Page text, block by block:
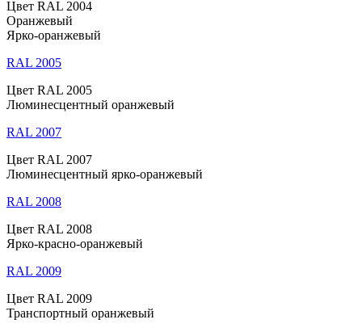
Цвет RAL 2004
Оранжевый
Ярко-оранжевый
RAL 2005
Цвет RAL 2005
Люминесцентный оранжевый
RAL 2007
Цвет RAL 2007
Люминесцентный ярко-оранжевый
RAL 2008
Цвет RAL 2008
Ярко-красно-оранжевый
RAL 2009
Цвет RAL 2009
Транспортный оранжевый